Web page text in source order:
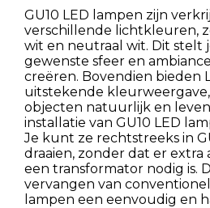
GU10 LED lampen zijn
verschillende lichtkleuren,
wit en neutraal wit. Dit stelt
gewenste sfeer en
creëren. Bovendien bieden
uitstekende
objecten natuurlijk en
installatie van GU10 LED
Je kunt ze rechtstreeks in
draaien, zonder dat er extra
een transformator nodig is.
vervangen van
lampen een eenvoudig en